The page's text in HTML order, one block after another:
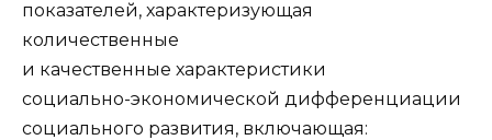
показателей, характеризующая
количественные
и качественные характеристики
социально-экономической дифференциации
социального развития, включающая: